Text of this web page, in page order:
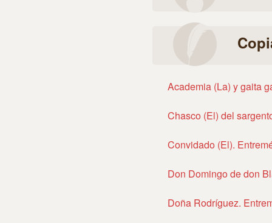
Academia (La) y gaita
Chasco (El) del
Convidado (El).
Don Domingo de don
Doña Rodríguez.